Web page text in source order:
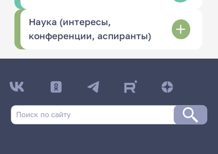
Наука (интересы,
конференции, аспиранты)